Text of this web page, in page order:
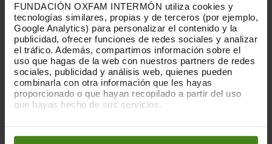
FUNDACIÓN OXFAM INTERMÓN utiliza cookies y
tecnologías similares, propias y de terceros (por ejemplo,
Google Analytics) para personalizar el contenido y la
publicidad, ofrecer funciones de redes sociales y analizar
el tráfico. Además, compartimos información sobre el
uso que hagas de la web con nuestros partners de redes
sociales, publicidad y análisis web, quienes pueden
combinarla con otra información que les hayas
proporcionado o que hayan recopilado a partir del uso
que hayas hecho de sus servicios.
preferencias accediendo a nuestraPolítica de Cookieso
01.12.2025
La huella que dejan las nubes. Los
centros de datos y las desigualdades
de la acumulación de centros de datos en